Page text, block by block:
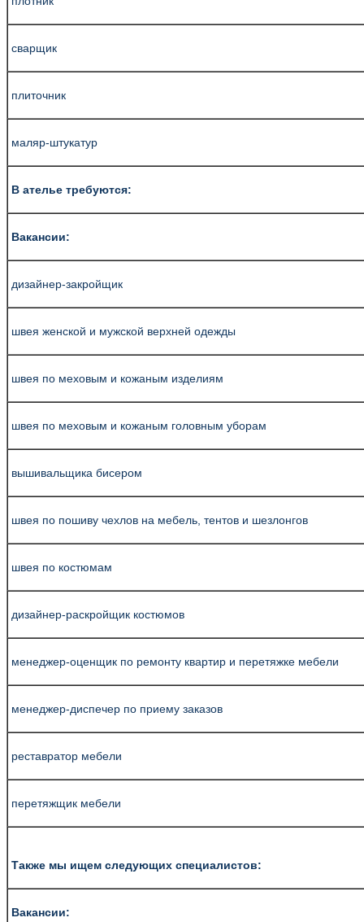
сварщик
плиточник
маляр-штукатур
В ателье требуются:
Вакансии:
дизайнер-закройщик
швея женской и мужской верхней одежды
швея по меховым и кожаным изделиям
швея по меховым и кожаным головным уборам
вышивальщика бисером
швея по пошиву чехлов на мебель, тентов и шезлонгов
швея по костюмам
дизайнер-раскройщик костюмов
менеджер-оценщик по ремонту квартир и перетяжке мебели
менеджер-диспечер по приему заказов
реставратор мебели
перетяжщик мебели
Также мы ищем следующих специалистов:
Вакансии: